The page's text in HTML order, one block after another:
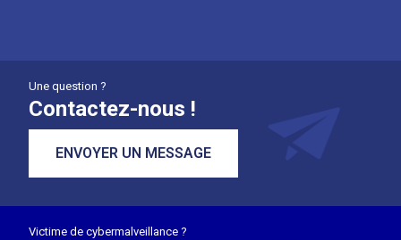
Une question ?
Contactez-nous !
ENVOYER UN MESSAGE
Victime de cybermalveillance ?